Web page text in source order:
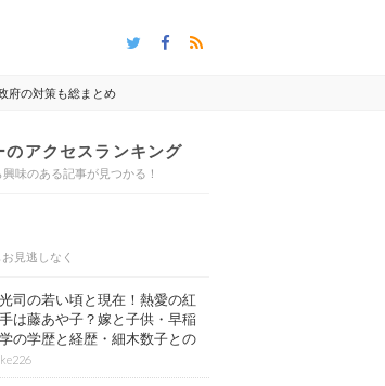
府の対策も総まとめ
のアクセスランキング
味のある記事が見つかる！
見逃しなく
司の若い頃と現在！熱愛の紅
は藤あや子？嫁と子供・早稲
の学歴と経歴・細木数子との
まとめ